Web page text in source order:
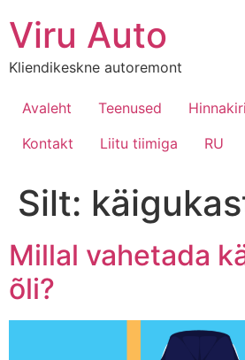
Viru Auto
Kliendikeskne autoremont
Avaleht Teenused Hinnakiri
Kontakt
Liitu tiimiga RU
Silt:
Millal vahetada
õli?